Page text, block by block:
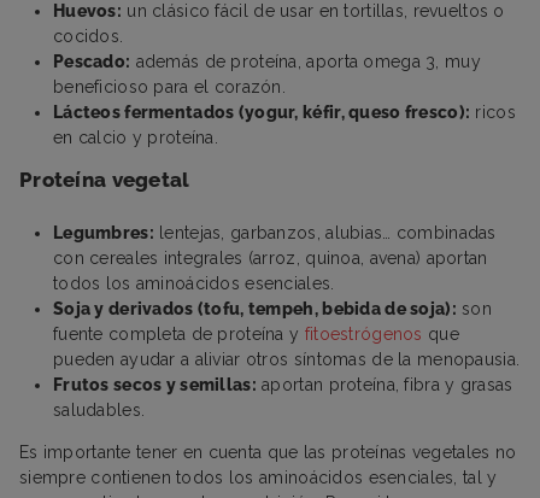
Huevos: un clásico fácil de usar en tortillas, revueltos o
cocidos.
Pescado: además de proteína, aporta omega 3, muy
beneficioso para el corazón.
Lácteos fermentados (yogur, kéfir, queso fresco): ricos
en calcio y proteína.
Proteína vegetal
Legumbres: lentejas, garbanzos, alubias… combinadas
con cereales integrales (arroz, quinoa, avena) aportan
todos los aminoácidos esenciales.
Soja y derivados (tofu, tempeh, bebida de soja): son
fuente completa de proteína y fitoestrógenos que
pueden ayudar a aliviar otros síntomas de la menopausia.
Frutos secos y semillas: aportan proteína, fibra y grasas
saludables.
Es importante tener en cuenta que las proteínas vegetales no
siempre contienen todos los aminoácidos esenciales, tal y